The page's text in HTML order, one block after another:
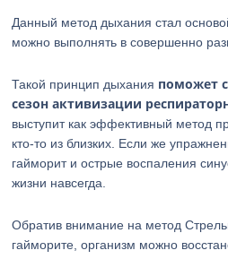
Данный метод дыхания стал
можно выполнять в совершенно
Такой принцип дыхания поможет
сезон активизации
выступит как эффективный метод
кто-то из близких. Если же
гайморит и острые воспаления
жизни навсегда.
Обратив внимание на метод
гайморите, организм можно